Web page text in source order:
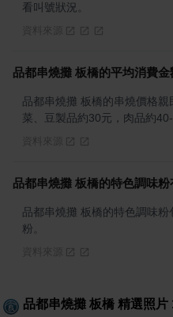
看叫號狀況。
品都串燒攤 板橋的平均消費金
品都串燒攤 板橋的串燒價格
菜、豆製品約30元，肉品約
品都串燒攤 板橋的特色調味粉
品都串燒攤 板橋的特色調味
粉。
品都串燒攤 板橋 精選照片